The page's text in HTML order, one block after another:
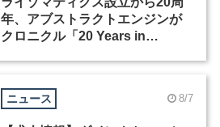
年、アブストラクトエンジンが
クロニクル「20 Years in
ニュース 8/7